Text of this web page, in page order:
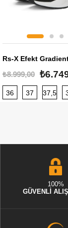
₺8.999,00
36 37 37,5
100%
GÜVENLİ